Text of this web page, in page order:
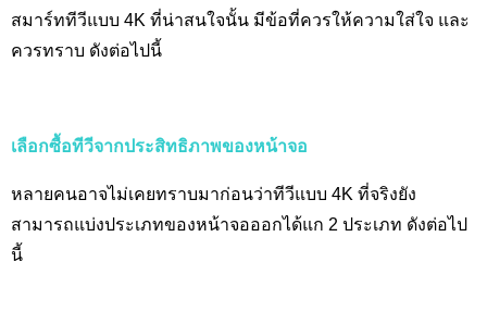
สมาร์ททีวีแบบ 4K ที่น่าสนใจนั้น มีข้อที่ควรให้ความใส่ใจ และ
ควรทราบ ดังต่อไปนี้
เลือกซื้อทีวีจากประสิทธิภาพของหน้าจอ
หลายคนอาจไม่เคยทราบมาก่อนว่าทีวีแบบ 4K ที่จริงยัง
สามารถแบ่งประเภทของหน้าจอออกได้แก 2 ประเภท ดังต่อไป
นี้